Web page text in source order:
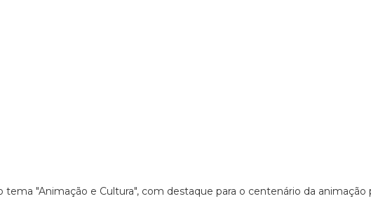
tema "Animação e Cultura", com destaque para o centenário da animação